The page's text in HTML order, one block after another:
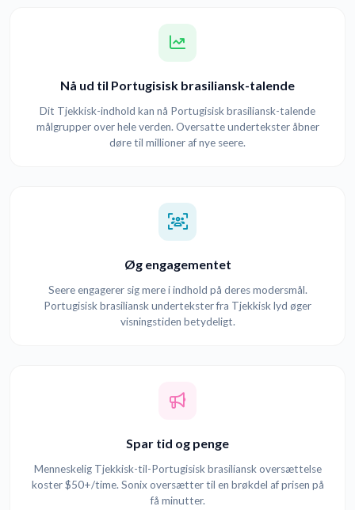
Nå ud til Portugisisk brasiliansk-talende
Dit Tjekkisk-indhold kan nå Portugisisk brasiliansk-talende
målgrupper over hele verden. Oversatte undertekster åbner
døre til millioner af nye seere.
Øg engagementet
Seere engagerer sig mere i indhold på deres modersmål.
Portugisisk brasiliansk undertekster fra Tjekkisk lyd øger
visningstiden betydeligt.
Spar tid og penge
Menneskelig Tjekkisk-til-Portugisisk brasiliansk oversættelse
koster $50+/time. Sonix oversætter til en brøkdel af prisen på
få minutter.